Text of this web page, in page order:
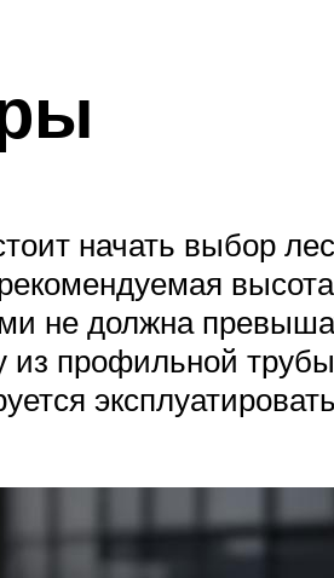
начать выбор
высота
не должна
профильной